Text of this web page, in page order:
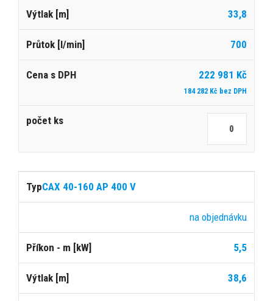
33,8
700
222 981 Kč
184 282 Kč bez DPH
CAX 40-160 AP 400 V
na objednávku
5,5
38,6